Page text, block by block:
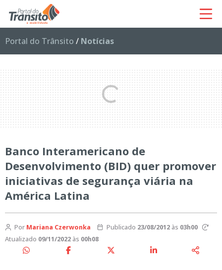
Portal do Trânsito / Notícias
Banco Interamericano de
Desenvolvimento (BID) quer promover
iniciativas de segurança viária na
América Latina
Por Mariana Czerwonka Publicado 23/08/2012às 03h00
Atualizado 09/11/2022 às 00h08